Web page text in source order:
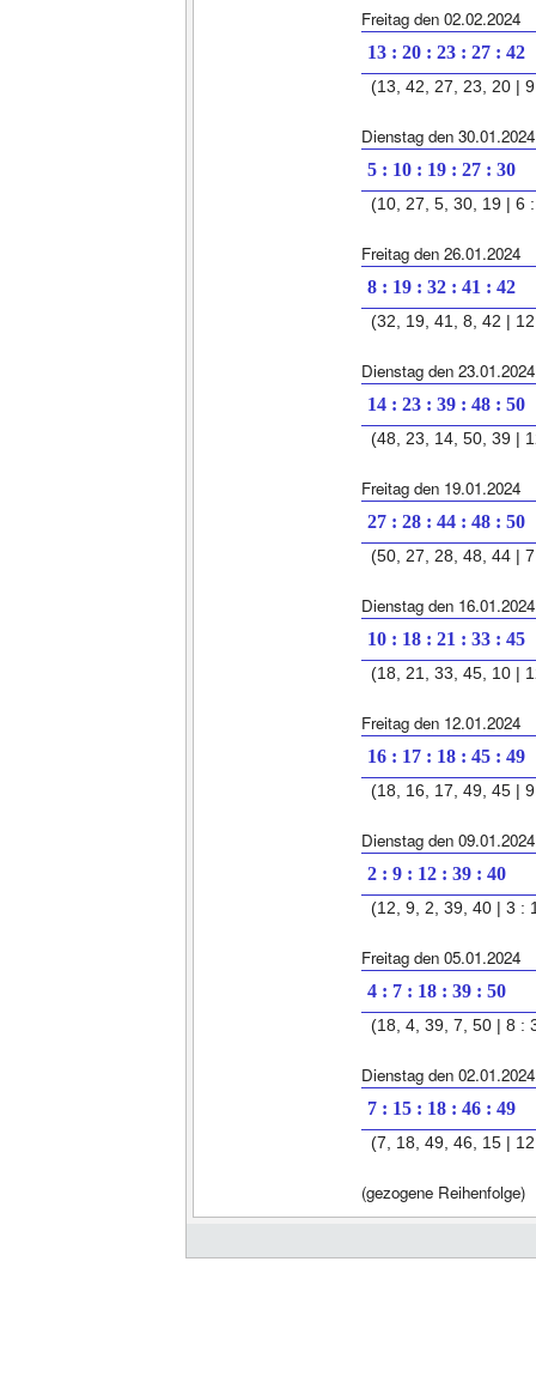
Freitag den 02.02.2024
13 : 20 : 23 : 27 : 42
(13, 42, 27, 23, 20 |
Dienstag den 30.01.2024
5 : 10 : 19 : 27 : 30
(10, 27, 5, 30, 19 | 6
Freitag den 26.01.2024
8 : 19 : 32 : 41 : 42
(32, 19, 41, 8, 42 |
Dienstag den 23.01.2024
14 : 23 : 39 : 48 : 50
(48, 23, 14, 50, 39 |
Freitag den 19.01.2024
27 : 28 : 44 : 48 : 50
(50, 27, 28, 48, 44 |
Dienstag den 16.01.2024
10 : 18 : 21 : 33 : 45
(18, 21, 33, 45, 10 |
Freitag den 12.01.2024
16 : 17 : 18 : 45 : 49
(18, 16, 17, 49, 45 |
Dienstag den 09.01.2024
2 : 9 : 12 : 39 : 40
(12, 9, 2, 39, 40 | 3 :
Freitag den 05.01.2024
4 : 7 : 18 : 39 : 50
(18, 4, 39, 7, 50 | 8 :
Dienstag den 02.01.2024
7 : 15 : 18 : 46 : 49
(7, 18, 49, 46, 15 |
(gezogene Reihenfolge)